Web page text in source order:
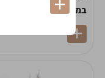
במארז6